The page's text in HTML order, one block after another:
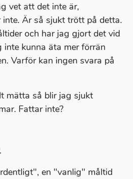
vet att det inte är,
Är så sjukt trött på detta.
och har jag gjort det vid
inte kunna äta mer förrän
Varför kan ingen svara på
mätta så blir jag sjukt
Fattar inte?
en "vanlig" måltid